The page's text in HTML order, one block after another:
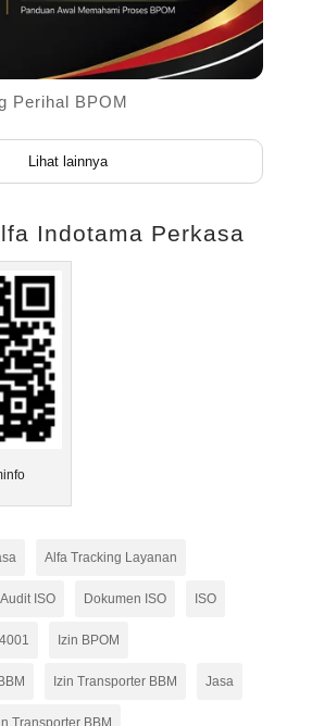
Perihal BPOM
Lihat lainnya
Indotama Perkasa
Alfa Tracking Layanan
Audit ISO Dokumen ISO ISO
Izin BPOM
Izin Transporter BBM Jasa
Transporter BBM